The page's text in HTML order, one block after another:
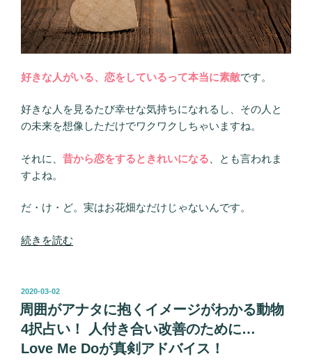
好きな人がいる、恋をしているって本当に素敵です。
好きな人を見るたび幸せな気持ちになれるし、その人と
の未来を想像しただけでワクワクしちゃいますね。
それに、 昔から恋をするときれいになる 、とも言われま
すよね。
だ・け・ど。実はお花畑なだけじゃないんです。
“彼
持
ち
と、
恋
の
続きを読む
投
稿
日:
2020-03-02
周囲がアナタに抱くイメージがわかる動物
4択占い！ 人付き合い改善のために…
Love Me Doが真剣アドバイス！